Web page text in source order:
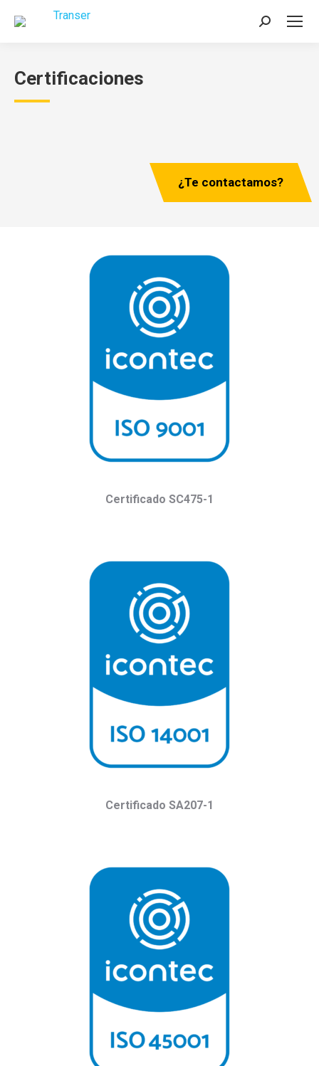
Buscar:
Certificaciones
¿Te contactamos?
Certificado SC475-1
Certificado SA207-1